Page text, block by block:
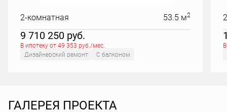
2-комнатная 53.5 м2
9 710 250 руб.
В ипотеку от 49 353 руб./мес.
Дизайнерский ремонт
С балконом
ГАЛЕРЕЯ ПРОЕКТА